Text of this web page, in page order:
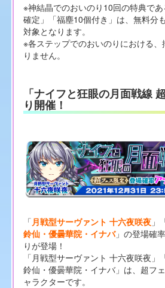
※神結晶でのおいのり10回の特典で
確定」「福塵10個付き」は、無料分
対象となります。
※各ステップでのおいのりにおける
りません。
「ナイフと狂眼の月面戦線
り開催！
「 月戦型サーヴァント 十六夜咲夜」
鈴仙・優曇華院・イナバ」の登場確
りが登場！
「月戦型サーヴァント 十六夜咲夜」
鈴仙・優曇華院・イナバ」は、超フ
ャラクターです。